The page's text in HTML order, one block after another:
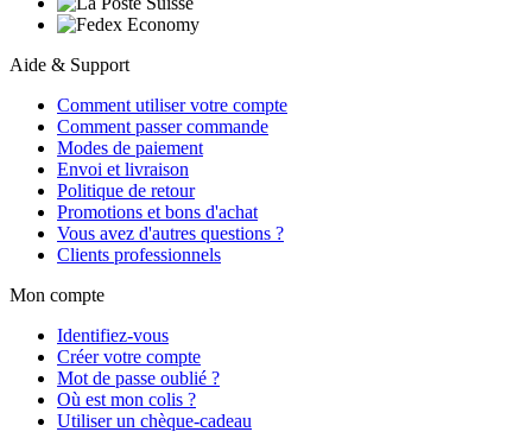
Aide & Support
Comment utiliser votre compte
Comment passer commande
Modes de paiement
Envoi et livraison
Politique de retour
Promotions et bons d'achat
Vous avez d'autres questions ?
Clients professionnels
Mon compte
Identifiez-vous
Créer votre compte
Mot de passe oublié ?
Où est mon colis ?
Utiliser un chèque-cadeau